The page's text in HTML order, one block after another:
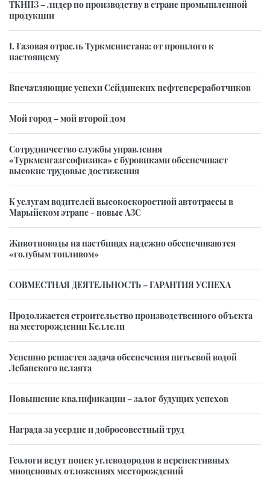
ТКНПЗ – лидер по производству в стране промышленной
продукции
I. Газовая отрасль Туркменистана: от прошлого к
настоящему
Впечатляющие успехи Сейдинских нефтепереработчиков
Мой город – мой второй дом
Сотрудничество службы управления
«Туркменгазгеофизика» с буровиками обеспечивает
высокие трудовые достижения
К услугам водителей высокоскоростной автотрассы в
Марыйском этрапе - новые АЗС
Животноводы на пастбищах надежно обеспечиваются
«голубым топливом»
СОВМЕСТНАЯ ДЕЯТЕЛЬНОСТЬ – ГАРАНТИЯ УСПЕХА
Продолжается строительство производственного объекта
на месторождении Келлели
Успешно решается задача обеспечения питьевой водой
Лебапского велаята
Повышение квалификации – залог будущих успехов
Награда за усердие и добросовестный труд
Геологи ведут поиск углеводородов в перспективных
миоценовых отложениях месторождений